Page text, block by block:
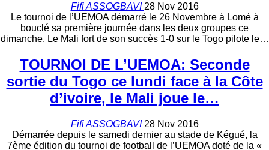
Fifi ASSOGBAVI 28 Nov 2016
Le tournoi de l’UEMOA démarré le 26 Novembre à Lomé à
bouclé sa première journée dans les deux groupes ce
dimanche. Le Mali fort de son succès 1-0 sur le Togo pilote le…
TOURNOI DE L’UEMOA: Seconde
sortie du Togo ce lundi face à la Côte
d’ivoire, le Mali joue le…
Fifi ASSOGBAVI 28 Nov 2016
Démarrée depuis le samedi dernier au stade de Kégué, la
7ème édition du tournoi de football de l’UEMOA doté de la «